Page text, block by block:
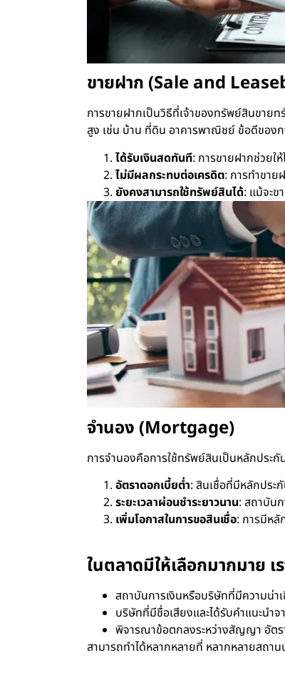
ขายฝาก (Sale and
การขายฝากเป็นวิธีที่เจ้าของทรัพย์สินขา
สูง เช่น บ้าน ที่ดิน อาคารพาณิชย์ ข้อดีของ
ได้รับเงินสดทันที: การขายฝากช่วยใ
ไม่มีผลกระทบต่อเครดิต: การทำขาย
ยังคงสามารถใช้ทรัพย์สินได้: แม้จะ
จำนอง (Mortgage)
การจำนองคือการใช้ทรัพย์สินเป็นหลักประ
อัตราดอกเบี้ยต่ำ: สินเชื่อที่มีหลักประ
ระยะเวลาผ่อนชำระยาวนาน: สถาบันก
เพิ่มโอกาสในการขอสินเชื่อ: การมีหลั
ในตลาดมีให้เลือกมากมาย เ
สถาบันการเงินหรือบริษัทที่มีความน่า
บริษัทที่มีชื่อเสียงและได้รับคำแนะนำ
พิจารณาข้อตกลงระหว่างสัญญา อัตร
สามารถทำได้หลากหลายที่ หลากหลายสถา